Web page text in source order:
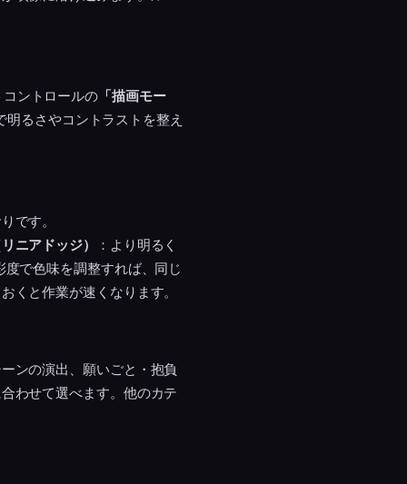
ントロールの 「描画モー
るさやコントラストを整え
です。
ニアドッジ）
：より明るく
で色味を調整すれば、同じ
くと作業が速くなります。
ンの演出、願いごと・抱負
わせて選べます。他のカテ